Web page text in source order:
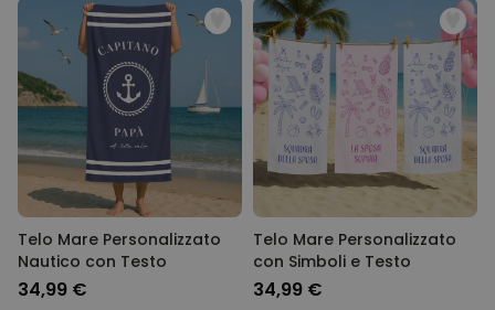
Telo Mare Personalizzato
Nautico con Testo
34,99 €
Telo Mare Personalizzato
con Simboli e Testo
34,99 €
MARKETING
NON CLASSIFICATO